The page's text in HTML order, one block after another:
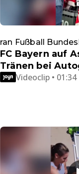
ran Fußball
FC Bayern auf
Tränen bei
Videoclip •